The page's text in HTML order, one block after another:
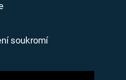
soukromí